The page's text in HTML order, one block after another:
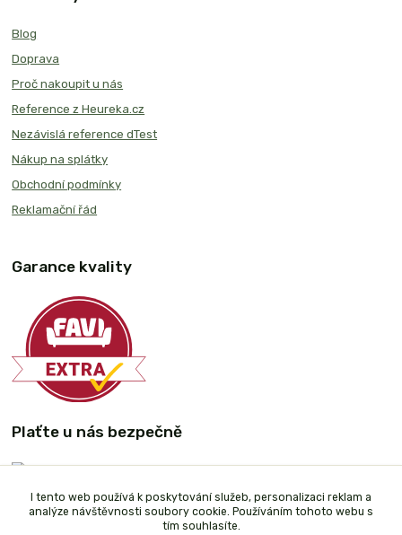
Blog
Doprava
Proč nakoupit u nás
Reference z Heureka.cz
Nezávislá reference dTest
Nákup na splátky
Obchodní podmínky
Reklamační řád
Garance kvality
Plaťte u nás bezpečně
I tento web používá k poskytování služeb, personalizaci reklam a
analýze návštěvnosti soubory cookie. Používáním tohoto webu s
tím souhlasíte.